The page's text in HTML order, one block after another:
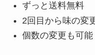
ずっと送料無料
2回目から味の変
個数の変更も可能